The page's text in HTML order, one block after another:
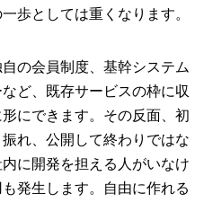
歩としては重くなります。
の会員制度、基幹システム
ど、既存サービスの枠に収
にできます。その反面、初
れ、公開して終わりではな
に開発を担える人がいなけ
発生します。自由に作れる